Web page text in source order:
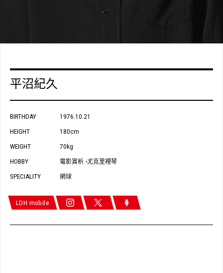
平沼紀久
BIRTHDAY 1976.10.21
HEIGHT 180cm
WEIGHT 70kg
HOBBY 電影賞析 、尤克里裡琴
SPECIALITY 網球
LDH mobile